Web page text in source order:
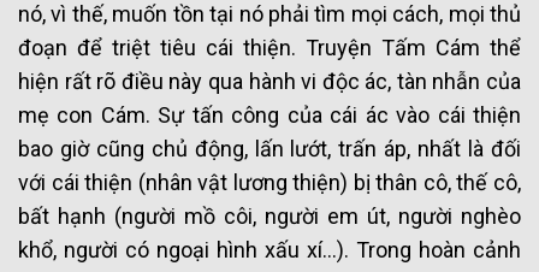
nó, vì thế, muốn tồn tại nó phải tìm mọi cách, mọi thủ
đoạn để triệt tiêu cái thiện. Truyện Tấm Cám thể
hiện rất rõ điều này qua hành vi độc ác, tàn nhẫn của
mẹ con Cám. Sự tấn công của cái ác vào cái thiện
bao giờ cũng chủ động, lấn lướt, trấn áp, nhất là đối
với cái thiện (nhân vật lương thiện) bị thân cô, thế cô,
bất hạnh (người mồ côi, người em út, người nghèo
khổ, người có ngoại hình xấu xí…). Trong hoàn cảnh